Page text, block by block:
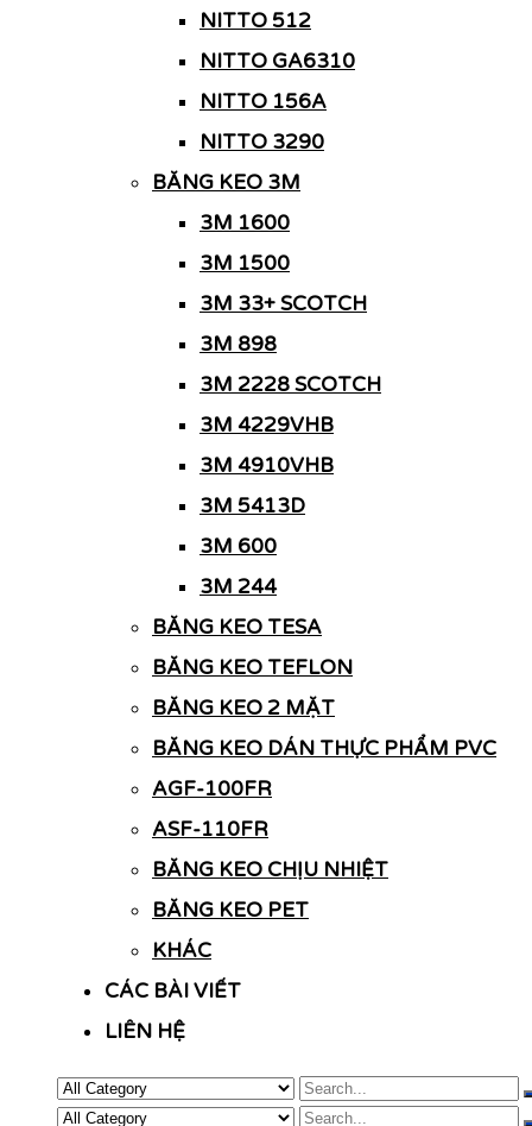
NITTO 512
NITTO GA6310
NITTO 156A
NITTO 3290
BĂNG KEO 3M
3M 1600
3M 1500
3M 33+ SCOTCH
3M 898
3M 2228 SCOTCH
3M 4229VHB
3M 4910VHB
3M 5413D
3M 600
3M 244
BĂNG KEO TESA
BĂNG KEO TEFLON
BĂNG KEO 2 MẶT
BĂNG KEO DÁN THỰC PHẨM PVC
AGF-100FR
ASF-110FR
BĂNG KEO CHỊU NHIỆT
BĂNG KEO PET
KHÁC
CÁC BÀI VIẾT
LIÊN HỆ